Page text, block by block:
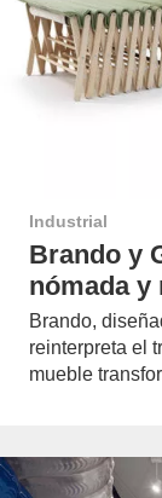
Industrial
Brando y
nómada
Brando,
reinterpreta el
mueble